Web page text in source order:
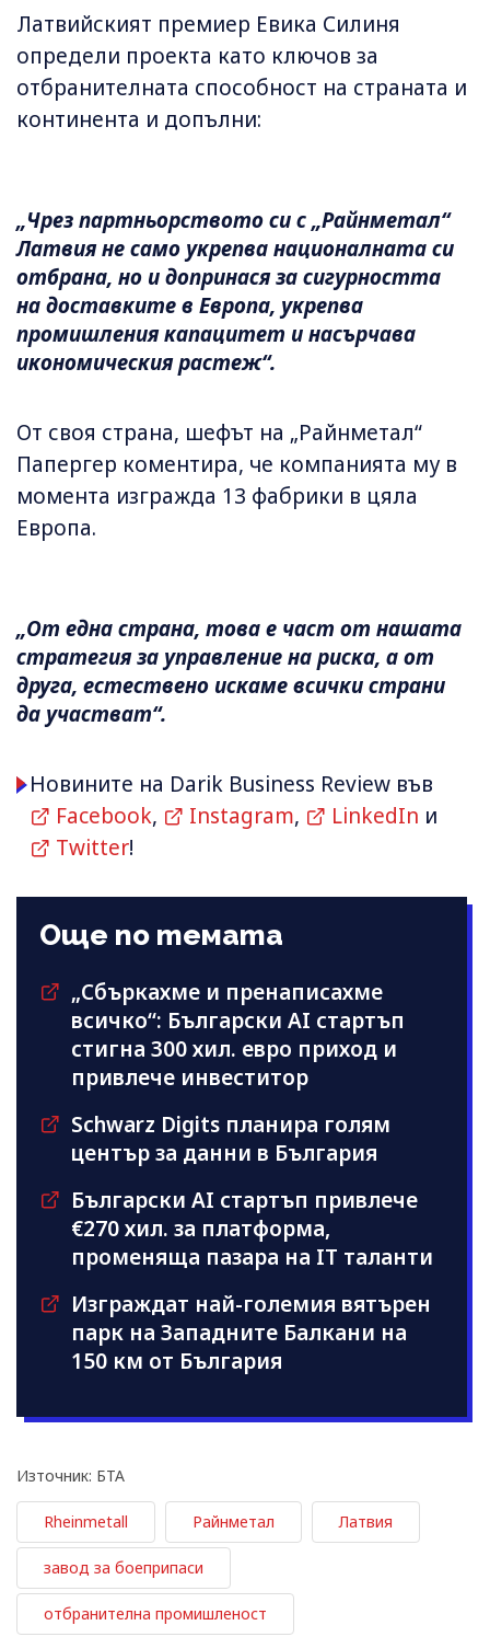
Латвийският премиер Евика Силиня
определи проекта като ключов за
отбранителната способност на страната и
континента и допълни:
„Чрез партньорството си с „Райнметал“
Латвия не само укрепва националната си
отбрана, но и допринася за сигурността
на доставките в Европа, укрепва
промишления капацитет и насърчава
икономическия растеж“.
От своя страна, шефът на „Райнметал“
Папергер коментира, че компанията му в
момента изгражда 13 фабрики в цяла
Европа.
„От една страна, това е част от нашата
стратегия за управление на риска, а от
друга, естествено искаме всички страни
да участват“.
Новините на Darik Business Review във
Facebook, Instagram, LinkedIn и
Twitter!
Още по темата
„Сбъркахме и пренаписахме
всичко“: Български AI стартъп
стигна 300 хил. евро приход и
привлече инвеститор
Schwarz Digits планира голям
център за данни в България
Български AI стартъп привлече
€270 хил. за платформа,
променяща пазара на IT таланти
Изграждат най-големия вятърен
парк на Западните Балкани на
150 км от България
Източник: БТА
Rheinmetall Райнметал Латвия
завод за боеприпаси
отбранителна промишленост